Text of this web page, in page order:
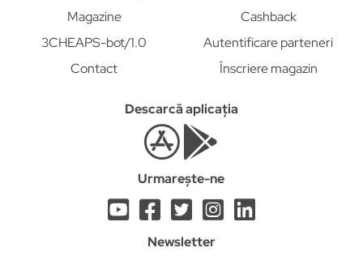
Magazine
3CHEAPS-bot/1.0
Contact
Cashback
Autentificare parteneri
Înscriere magazin
Descarcă aplicația
Urmarește-ne
Newsletter